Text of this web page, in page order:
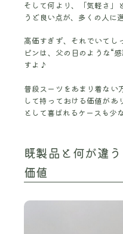
そして何より、「気軽さ」
うど良い点が、多くの人に
高価すぎず、それでいてし
ピンは、父の日のような“
すよ♪
普段スーツをあまり着ない
して持っておける価値があ
として喜ばれるケースも少
既製品と何が違
価値